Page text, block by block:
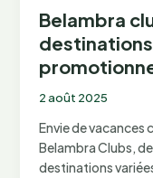
Belambra
2 août 2025
Envie de vacances
Belambra Clubs,
destinations